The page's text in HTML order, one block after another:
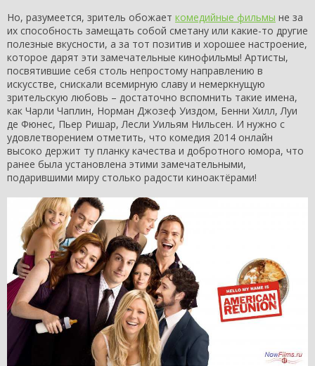
Но, разумеется, зритель обожает комедийные фильмы не за
их способность замещать собой сметану или какие-то другие
полезные вкусности, а за тот позитив и хорошее настроение,
которое дарят эти замечательные кинофильмы! Артисты,
посвятившие себя столь непростому направлению в
искусстве, снискали всемирную славу и немеркнущую
зрительскую любовь – достаточно вспомнить такие имена,
как Чарли Чаплин, Норман Джозеф Уиздом, Бенни Хилл, Луи
де Фюнес, Пьер Ришар, Лесли Уильям Нильсен. И нужно с
удовлетворением отметить, что комедия 2014 онлайн
высоко держит ту планку качества и добротного юмора, что
ранее была установлена этими замечательными,
подарившими миру столько радости киноактёрами!